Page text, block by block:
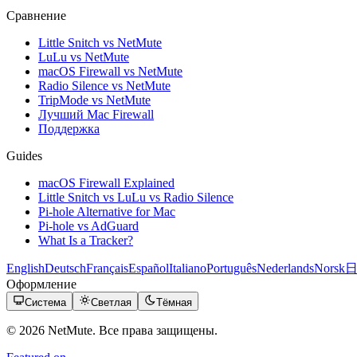
Сравнение
Little Snitch vs NetMute
LuLu vs NetMute
macOS Firewall vs NetMute
Radio Silence vs NetMute
TripMode vs NetMute
Лучший Mac Firewall
Поддержка
Guides
macOS Firewall Explained
Little Snitch vs LuLu vs Radio Silence
Pi-hole Alternative for Mac
Pi-hole vs AdGuard
What Is a Tracker?
EnglishDeutschFrançaisEspañolItalianoPortuguêsNederlandsNorsk
Оформление
Система Светлая Тёмная
© 2026 NetMute. Все права защищены.